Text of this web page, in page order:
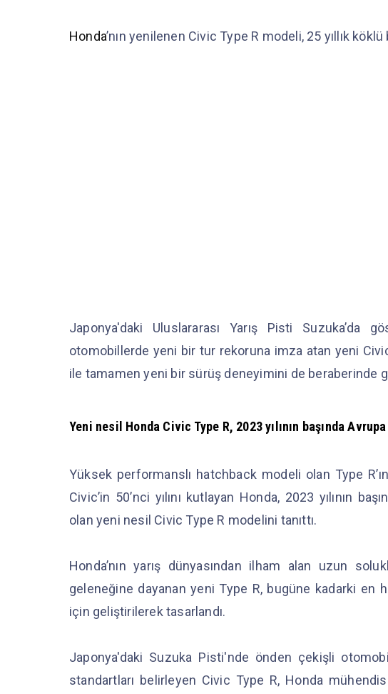
Honda’nın yenilenen Civic Type R modeli, 25 yıllık
Japonya'daki Uluslararası Yarış Pisti Suzuka’da
otomobillerde yeni bir tur rekoruna imza atan yeni
ile tamamen yeni bir sürüş deneyimini de beraberinde
Yeni nesil Honda Civic Type R, 2023 yılının başında
Yüksek performanslı hatchback modeli olan Type
Civic’in 50’nci yılını kutlayan Honda, 2023 yılının
olan yeni nesil Civic Type R modelini tanıttı.
Honda’nın yarış dünyasından ilham alan uzun
geleneğine dayanan yeni Type R, bugüne kadarki
için geliştirilerek tasarlandı.
Japonya'daki Suzuka Pisti'nde önden çekişli
standartları belirleyen Civic Type R, Honda